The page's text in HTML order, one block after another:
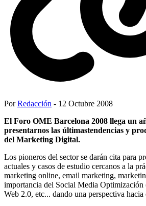
PorRedacción - 12 Octubre 2008
El Foro OME Barcelona 2008 llega un
presentarnos las últimastendencias y
del Marketing Digital.
Los pioneros del sector se darán cita para
actuales y casos de estudio cercanos a la
marketing online, email marketing,
importancia del Social Media
Web 2.0, etc... dando una perspectiva